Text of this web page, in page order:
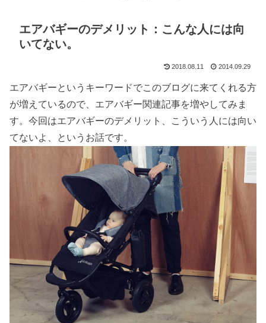
エアバギーのデメリット：こんな人には向
いてない。
2018.08.11 2014.09.29
エアバギーというキーワードでこのブログに来てくれる方
が増えているので、エアバギー関連記事を増やしてみま
す。今回はエアバギーのデメリット、こういう人には向い
てないよ、というお話です。